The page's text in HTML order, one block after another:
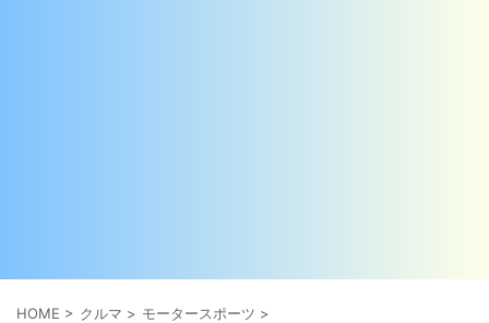
HOME > クルマ > モータースポーツ >